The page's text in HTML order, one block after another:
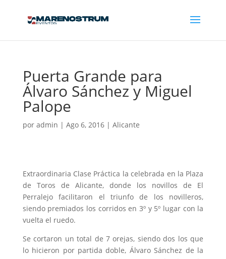
Puerta Grande para
Álvaro Sánchez y Miguel
Palope
por admin | Ago 6, 2016| Alicante
Extraordinaria Clase Práctica la celebrada en la Plaza
de Toros de Alicante, donde los novillos de El
Perralejo facilitaron el triunfo de los novilleros,
siendo premiados los corridos en 3º y 5º lugar con la
vuelta el ruedo.
Se cortaron un total de 7 orejas, siendo dos los que
lo hicieron por partida doble, Álvaro Sánchez de la